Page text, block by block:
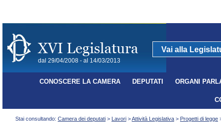
dal 29/04/2008 - al 14/03/2013
Vai alla
CONOSCERE LA CAMERA DEPUTATI ORGANI
Stai consultando: Camera dei deputati > Lavori >Attività Legislativa > Progetti di legge